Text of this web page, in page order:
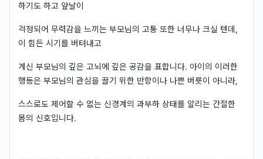
하기도 하고 앞날이
걱정되어 무력감을 느끼는 부모님의 고통 또한 너무나 크실 텐데,
이 힘든 시기를 버텨내고
계신 부모님의 깊은 고뇌에 깊은 공감을 표합니다. 아이의 이러한
행동은 부모님의 관심을 끌기 위한 반항이나 나쁜 버릇이 아니라,
스스로도 제어할 수 없는 신경계의 과부하 상태를 알리는 간절한
몸의 신호입니다.